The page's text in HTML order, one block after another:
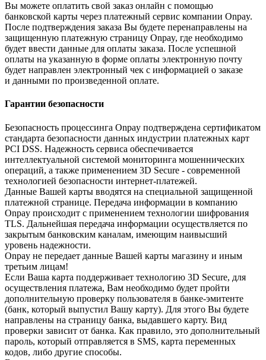
Вы можете оплатить свой заказ онлайн с помощью
банковской карты через платежный сервис компании Onpay.
После подтверждения заказа Вы будете перенаправлены на
защищенную платежную страницу Onpay, где необходимо
будет ввести данные для оплаты заказа. После успешной
оплаты на указанную в форме оплаты электронную почту
будет направлен электронный чек с информацией о заказе
и данными по произведенной оплате.
Гарантии безопасности
Безопасность процессинга Onpay подтверждена сертификатом
стандарта безопасности данных индустрии платежных карт
PCI DSS. Надежность сервиса обеспечивается
интеллектуальной системой мониторинга мошеннических
операций, а также применением 3D Secure - современной
технологией безопасности интернет-платежей.
Данные Вашей карты вводятся на специальной защищенной
платежной странице. Передача информации в компанию
Onpay происходит с применением технологии шифрования
TLS. Дальнейшая передача информации осуществляется по
закрытым банковским каналам, имеющим наивысший
уровень надежности.
Onpay не передает данные Вашей карты магазину и иным
третьим лицам!
Если Ваша карта поддерживает технологию 3D Secure, для
осуществления платежа, Вам необходимо будет пройти
дополнительную проверку пользователя в банке-эмитенте
(банк, который выпустил Вашу карту). Для этого Вы будете
направлены на страницу банка, выдавшего карту. Вид
проверки зависит от банка. Как правило, это дополнительный
пароль, который отправляется в SMS, карта переменных
кодов, либо другие способы.